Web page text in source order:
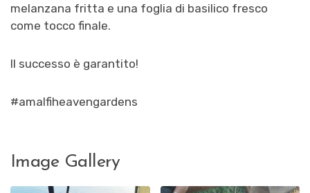
melanzana fritta e una foglia di basilico fresco
come tocco finale.
Il successo è garantito!
#amalfiheavengardens
Image Gallery